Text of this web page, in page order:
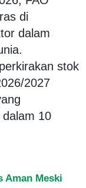
di
dalam
stok
2027
10
Aman Meski